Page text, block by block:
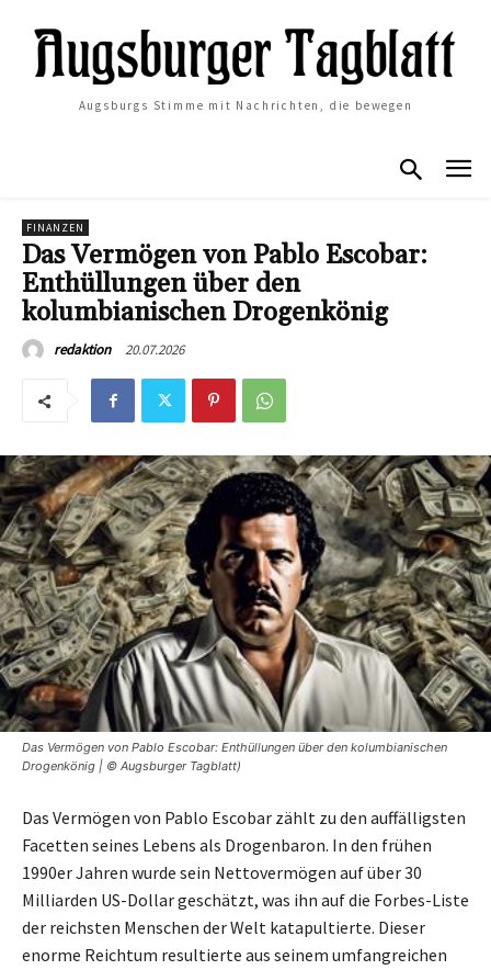
Augsburgs Stimme mit Nachrichten, die bewegen
FINANZEN
Das Vermögen von Pablo Escobar:
Enthüllungen über den
kolumbianischen Drogenkönig
redaktion 20.07.2026
Das Vermögen von Pablo Escobar: Enthüllungen über den kolumbianischen
Drogenkönig | © Augsburger Tagblatt)
Das Vermögen von Pablo Escobar zählt zu den auffälligsten
Facetten seines Lebens als Drogenbaron. In den frühen
1990er Jahren wurde sein Nettovermögen auf über 30
Milliarden US-Dollar geschätzt, was ihn auf die Forbes-Liste
der reichsten Menschen der Welt katapultierte. Dieser
enorme Reichtum resultierte aus seinem umfangreichen